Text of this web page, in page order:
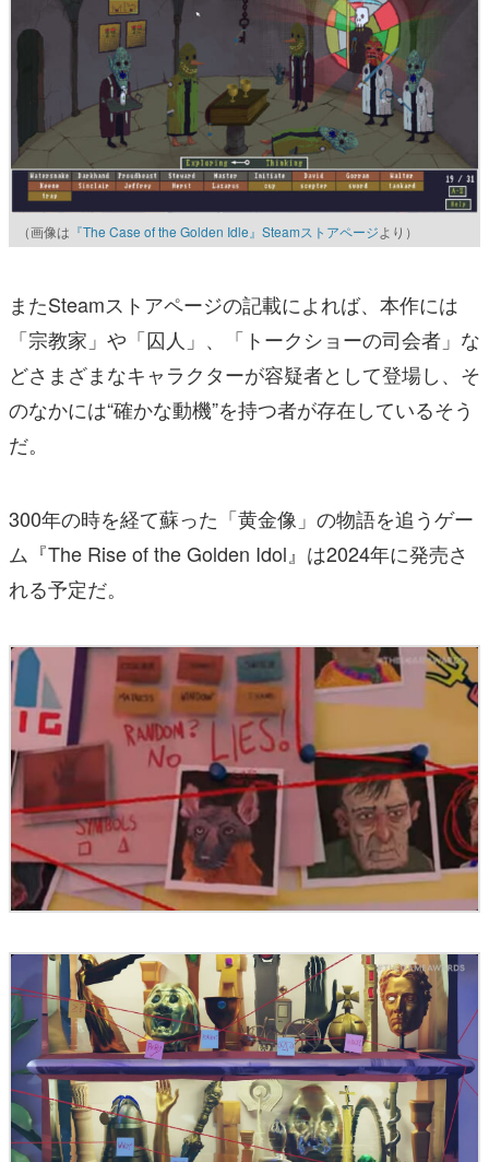
（画像は 『The Case of the Golden Idle』Steamストアページより）
またSteamストアページの記載によれば、本作には
「宗教家」や「囚人」、「トークショーの司会者」な
どさまざまなキャラクターが容疑者として登場し、そ
のなかには“確かな動機”を持つ者が存在しているそう
だ。
300年の時を経て蘇った「黄金像」の物語を追うゲー
ム『The Rise of the Golden Idol』は2024年に発売さ
れる予定だ。